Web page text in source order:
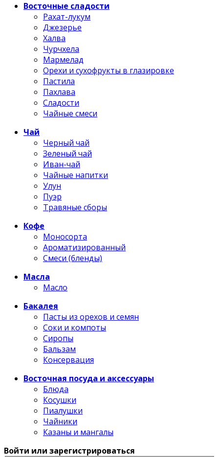
Восточные сладости
Рахат-лукум
Джезерье
Халва
Чурчхела
Мармелад
Орехи и сухофрукты в глазировке
Пастила
Пахлава
Сладости
Чайные смеси
Чай
Черный чай
Зеленый чай
Иван-чай
Чайные напитки
Улун
Пуэр
Травяные сборы
Кофе
Моносорта
Ароматизированный
Смеси (бленды)
Масла
Масло
Бакалея
Пасты из орехов и семян
Соки и компоты
Сиропы
Бальзам
Консервация
Восточная посуда и аксессуары
Блюда
Косушки
Пиалушки
Чайники
Казаны и мангалы
Войти или зарегистрироваться